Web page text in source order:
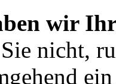
wir Ihr
nicht,